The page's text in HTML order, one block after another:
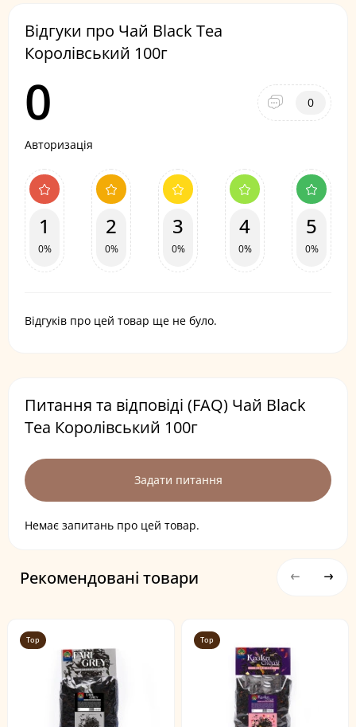
Відгуки про Чай Black Tea
Королівський 100г
0 0
Авторизація
1
0%
2
0%
3
0%
4
0%
5
0%
Відгуків про цей товар ще не було.
Питання та відповіді (FAQ) Чай Black
Tea Королівський 100г
Задати питання
Немає запитань про цей товар.
Рекомендовані товари
Top Top